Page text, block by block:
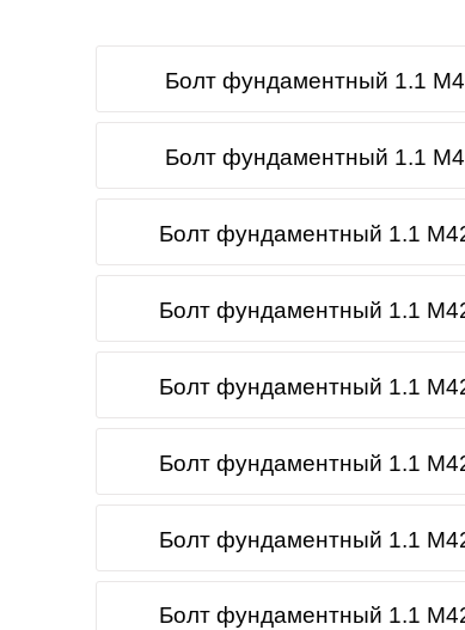
Болт фундаментный 1.1
Болт фундаментный 1.1
Болт фундаментный 1.1
Болт фундаментный 1.1
Болт фундаментный 1.1
Болт фундаментный 1.1
Болт фундаментный 1.1
Болт фундаментный 1.1